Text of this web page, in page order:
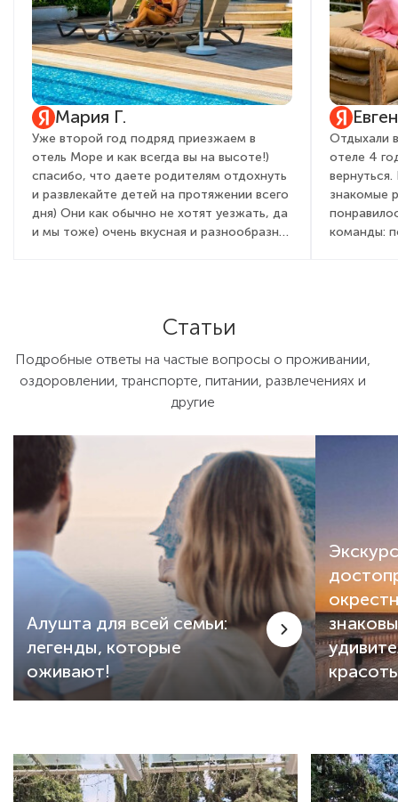
Мария Г.
Уже второй год подряд приезжаем в
отель Море и как всегда вы на высоте!)
спасибо, что даете родителям отдохнуть
и развлекайте детей на протяжении всего
дня) Они как обычно не хотят уезжать, да
и мы тоже) очень вкусная и разнообразная
процветания, развития, как всегда полной
туристов!)
Отдыхали
отеле 4
знакомые
команды:
для детей
Крыму:
именно
Статьи
Подробные ответы на частые вопросы о проживании,
оздоровлении, транспорте, питании, развлечениях и
другие
Алушта для всей семьи:
легенды, которые
оживают!